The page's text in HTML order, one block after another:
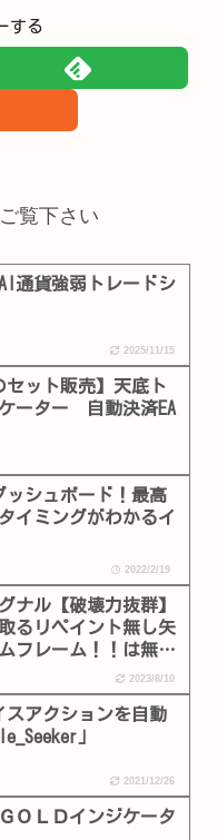
する
覧下さい
通貨強弱トレードシ
2025/11/15
セット販売】天底ト
ーター 自動決済EA
ッシュボード！最高
イミングがわかるイ
2022/2/19
ナル【破壊力抜群】
るリペイント無し矢
フレーム！！は無敵
2023/8/10
スアクションを自動
」
2021/12/26
ＯＬＤインジケータ